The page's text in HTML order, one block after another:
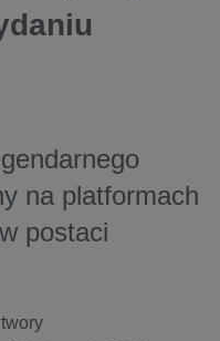
na platformach
postaci